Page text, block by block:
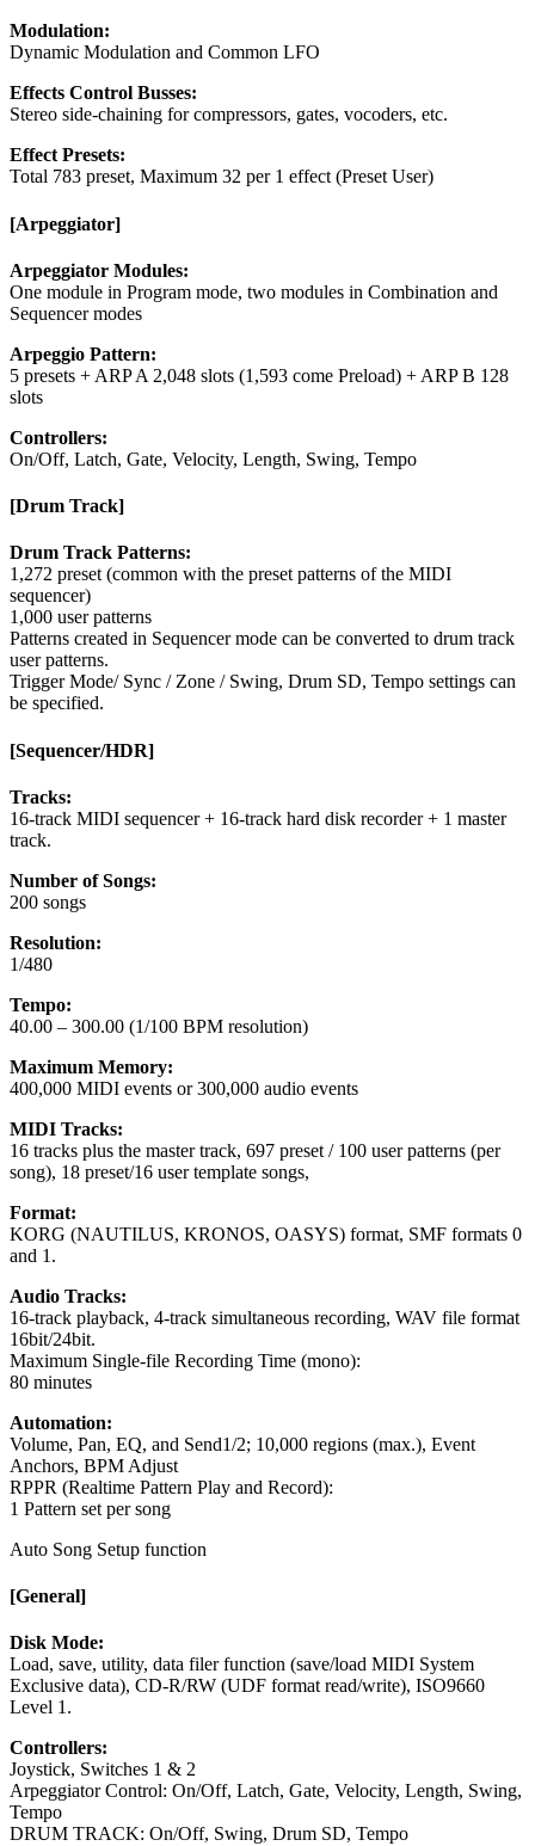
Modulation:
Dynamic Modulation and Common LFO
Effects Control Busses:
Stereo side-chaining for compressors, gates, vocoders, etc.
Effect Presets:
Total 783 preset, Maximum 32 per 1 effect (Preset User)
[Arpeggiator]
Arpeggiator Modules:
One module in Program mode, two modules in Combination and
Sequencer modes
Arpeggio Pattern:
5 presets + ARP A 2,048 slots (1,593 come Preload) + ARP B 128
slots
Controllers:
On/Off, Latch, Gate, Velocity, Length, Swing, Tempo
[Drum Track]
Drum Track Patterns:
1,272 preset (common with the preset patterns of the MIDI
sequencer)
1,000 user patterns
Patterns created in Sequencer mode can be converted to drum track
user patterns.
Trigger Mode/ Sync / Zone / Swing, Drum SD, Tempo settings can
be specified.
[Sequencer/HDR]
Tracks:
16-track MIDI sequencer + 16-track hard disk recorder + 1 master
track.
Number of Songs:
200 songs
Resolution:
1/480
Tempo:
40.00 – 300.00 (1/100 BPM resolution)
Maximum Memory:
400,000 MIDI events or 300,000 audio events
MIDI Tracks:
16 tracks plus the master track, 697 preset / 100 user patterns (per
song), 18 preset/16 user template songs,
Format:
KORG (NAUTILUS, KRONOS, OASYS) format, SMF formats 0
and 1.
Audio Tracks:
16-track playback, 4-track simultaneous recording, WAV file format
16bit/24bit.
Maximum Single-file Recording Time (mono):
80 minutes
Automation:
Volume, Pan, EQ, and Send1/2; 10,000 regions (max.), Event
Anchors, BPM Adjust
RPPR (Realtime Pattern Play and Record):
1 Pattern set per song
Auto Song Setup function
[General]
Disk Mode:
Load, save, utility, data filer function (save/load MIDI System
Exclusive data), CD-R/RW (UDF format read/write), ISO9660
Level 1.
Controllers:
Joystick, Switches 1 & 2
Arpeggiator Control: On/Off, Latch, Gate, Velocity, Length, Swing,
Tempo
DRUM TRACK: On/Off, Swing, Drum SD, Tempo